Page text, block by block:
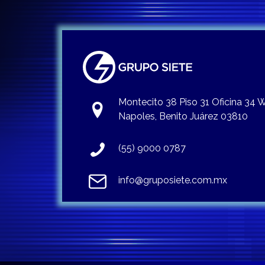
Montecito 38 Piso 31 Oficina 34
Napoles, Benito Juárez 03810
(55) 9000 0787
info@gruposiete.com.mx